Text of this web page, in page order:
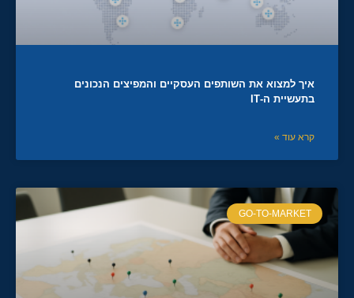
איך למצוא את השותפים העסקיים והמפיצים הנכונים
בתעשיית ה-IT
קרא עוד »
GO-TO-MARKET